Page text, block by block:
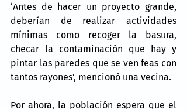
‘Antes de hacer un proyecto grande,
deberían de realizar actividades
mínimas como recoger la basura,
checar la contaminación que hay y
pintar las paredes que se ven feas con
tantos rayones’, mencionó una vecina.
Por ahora, la población espera que el